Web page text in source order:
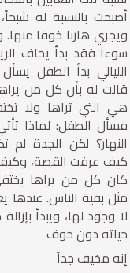
أصبحت بالنسبة له
ويجري هاربا خوفا منها.
سوءا فقد بدأ يخاف
الليالي بدأ الطفل
قالت له بأن كل من
هي التي تراها ولا
فسأل الطفل: لماذا
النهار؟ لكن الجدة لم
كيف عرفت القصة،
كان كل من يراها
مثل بقية الناس.
لا وجود لها، ويبدأ
حياته دون خوف
إنه مخيف جداً